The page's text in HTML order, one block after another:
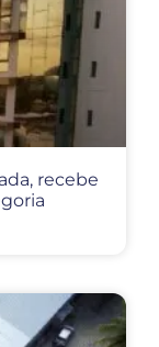
recebe